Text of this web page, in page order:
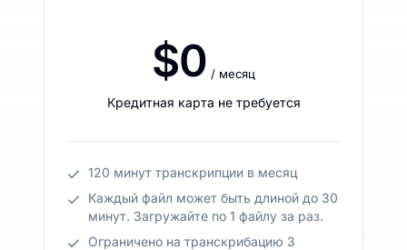
$0 / месяц
Кредитная карта не требуется
120 минут транскрипции в месяц
Каждый файл может быть длиной до 30
минут. Загружайте по 1 файлу за раз.
Ограничено на транскрибацию 3